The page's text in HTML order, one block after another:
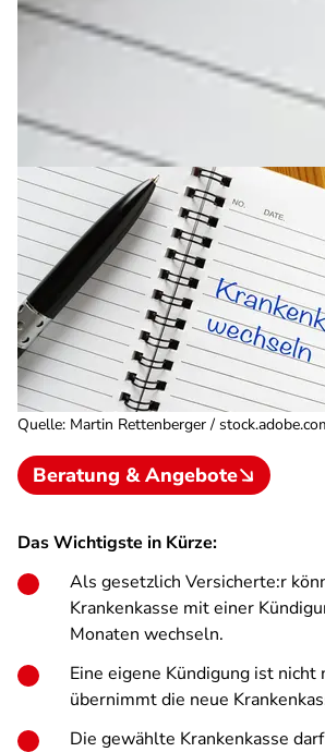
Quelle: Martin Rettenberger /
Beratung & Angebote
Das Wichtigste in Kürze:
Als gesetzlich Versicherte:r
Krankenkasse mit einer
Monaten wechseln.
Eine eigene Kündigung ist nicht
übernimmt die neue
Die gewählte Krankenkasse